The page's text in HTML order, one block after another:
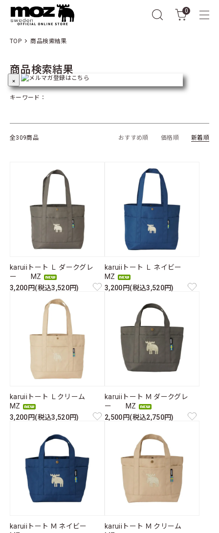
0
TOP 商品検索結果
商品検索結果
キーワード：
全309商品 おすすめ順 価格順 新着順
karuiiトート Ｌ ダークグレ
ー MZ
3,200円(税込3,520円)
karuiiトート Ｌ ネイビー
MZ
3,200円(税込3,520円)
karuiiトート Ｌクリーム
MZ
3,200円(税込3,520円)
karuiiトート Ｍ ダークグレ
ー MZ
2,500円(税込2,750円)
karuiiトート Ｍ ネイビー
karuiiトート Ｍ クリーム
×